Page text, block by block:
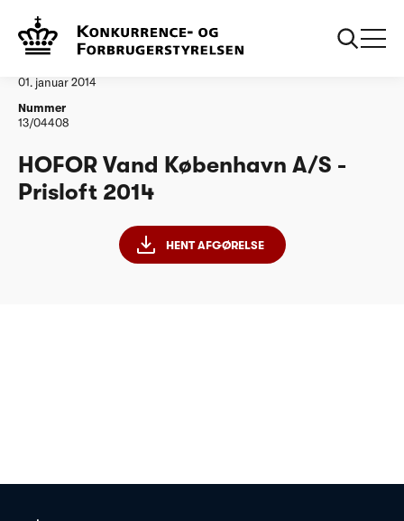
Vandtilsyn
01. januar 2014
Nummer
13/04408
HOFOR Vand København A/S -
Prisloft 2014
HENT AFGØRELSE